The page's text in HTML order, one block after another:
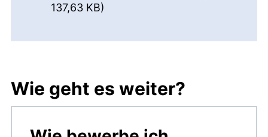
137,63 KB)
Wie geht es weiter?